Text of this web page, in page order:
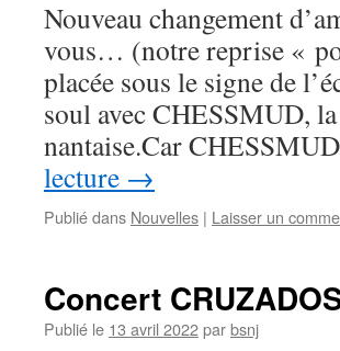
Nouveau changement
vous… (notre reprise «
placée sous le signe de
soul avec CHESSMUD,
nantaise.Car
lecture →
Publié dans Nouvelles | Laisser un
Concert
Publié le 13 avril 2022parbsnj